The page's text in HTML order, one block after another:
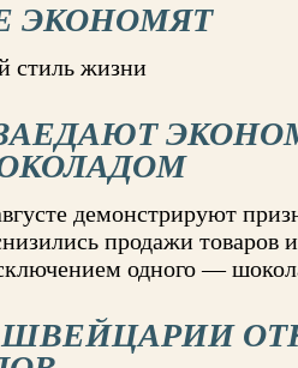
ЭКОНОМЯТ
стиль жизни
демонстрируют
продажи товаров
одного —